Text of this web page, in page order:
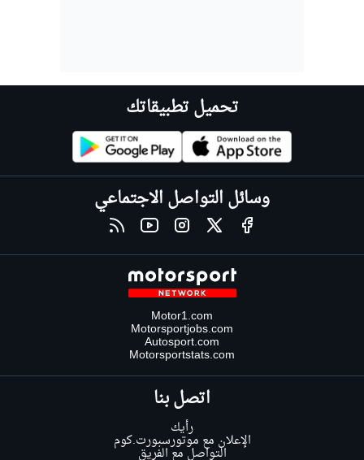
تحميل تطبيقاتك
وسائل التواصل الاجتماعي
Motor1.com
Motorsportjobs.com
Autosport.com
Motorsportstats.com
اتصل بنا
رأيك
الإعلان مع موتورسبورت.كوم
التواصل مع الفريق